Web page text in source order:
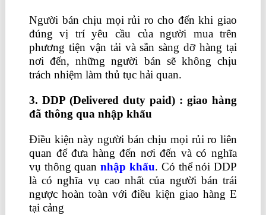
Người bán chịu mọi rủi ro cho đến khi giao
đúng vị trí yêu cầu của người mua trên
phương tiện vận tải và sẵn sàng dỡ hàng tại
nơi đến, những người bán sẽ không chịu
trách nhiệm làm thủ tục hải quan.
3. DDP (Delivered duty paid) : giao hàng
đã thông qua nhập khẩu
Điều kiện này người bán chịu mọi rủi ro liên
quan để đưa hàng đến nơi đến và có nghĩa
vụ thông quannhập khẩu. Có thể nói DDP
là có nghĩa vụ cao nhất của người bán trái
ngược hoàn toàn với điều kiện giao hàng E
tại cảng